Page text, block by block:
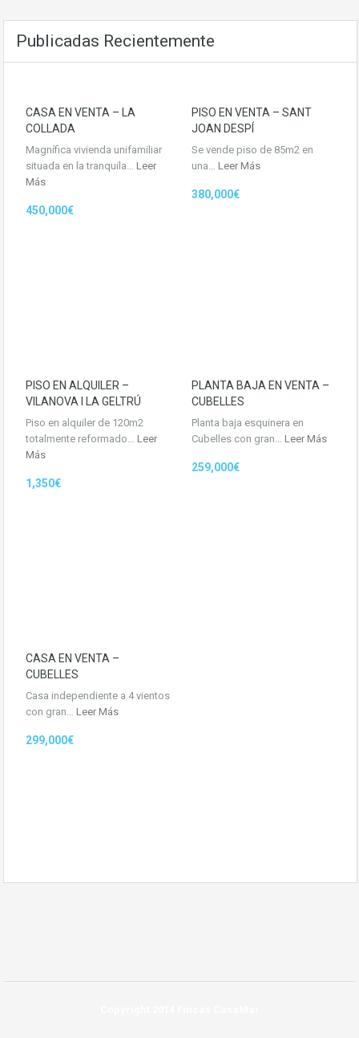
Publicadas Recientemente
CASA EN VENTA – LA
COLLADA
Magnífica vivienda unifamiliar
situada en la tranquila… Leer
Más
450,000€
PISO EN VENTA – SANT
JOAN DESPÍ
Se vende piso de 85m2 en
una… Leer Más
380,000€
PISO EN ALQUILER –
VILANOVA I LA GELTRÚ
Piso en alquiler de 120m2
totalmente reformado… Leer
Más
1,350€
PLANTA BAJA EN VENTA –
CUBELLES
Planta baja esquinera en
Cubelles con gran… Leer Más
259,000€
CASA EN VENTA –
CUBELLES
Casa independiente a 4 vientos
con gran… Leer Más
299,000€